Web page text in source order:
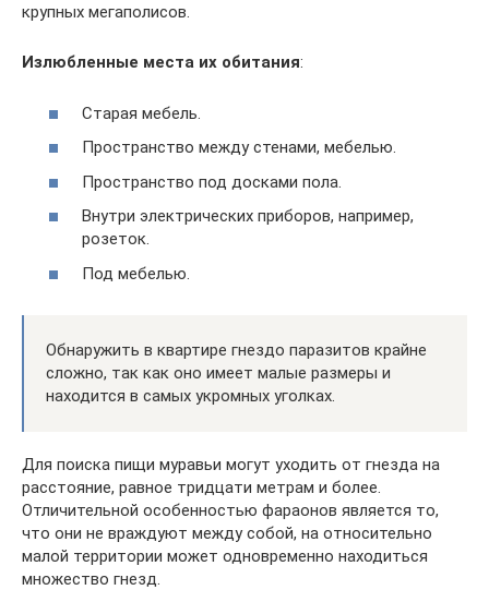
крупных мегаполисов.
Излюбленные места их обитания:
Старая мебель.
Пространство между стенами, мебелью.
Пространство под досками пола.
Внутри электрических приборов, например,
розеток.
Под мебелью.
Обнаружить в квартире гнездо паразитов крайне
сложно, так как оно имеет малые размеры и
находится в самых укромных уголках.
Для поиска пищи муравьи могут уходить от гнезда на
расстояние, равное тридцати метрам и более.
Отличительной особенностью фараонов является то,
что они не враждуют между собой, на относительно
малой территории может одновременно находиться
множество гнезд.